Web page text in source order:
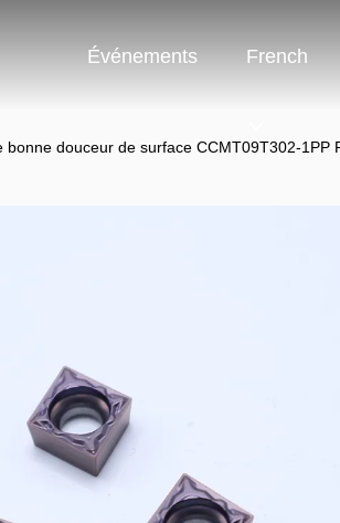
Événements French
douceur de surface CCMT09T302-1PP